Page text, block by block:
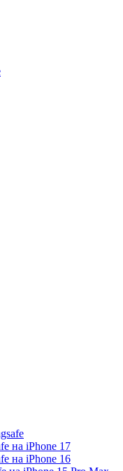
на iPhone 17
на iPhone 16